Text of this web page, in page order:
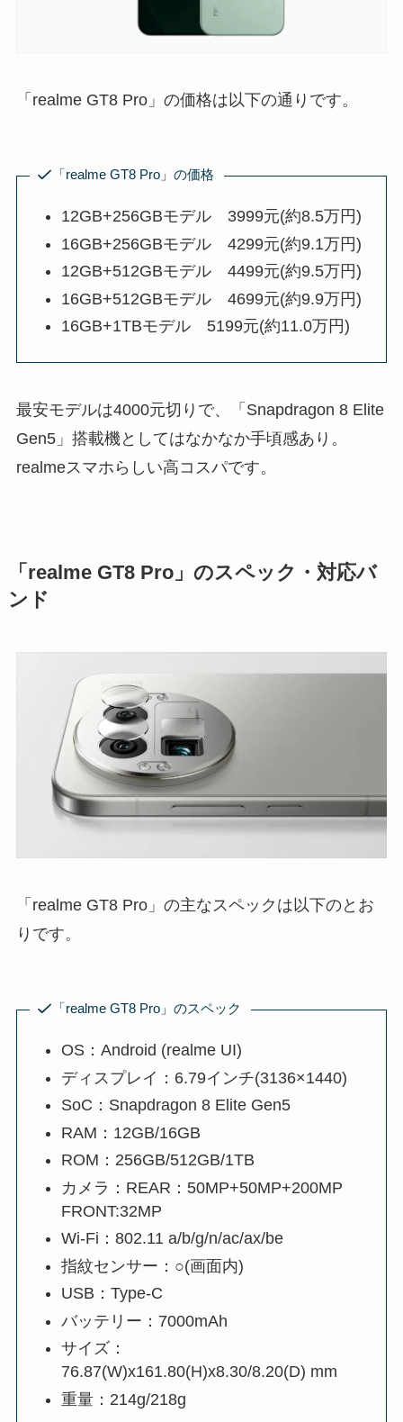
「realme GT8 Pro」の価格は以下の通りです。
「realme GT8 Pro」の価格
12GB+256GBモデル 3999元(約8.5万円)
16GB+256GBモデル 4299元(約9.1万円)
12GB+512GBモデル 4499元(約9.5万円)
16GB+512GBモデル 4699元(約9.9万円)
16GB+1TBモデル 5199元(約11.0万円)
最安モデルは4000元切りで、「Snapdragon 8 Elite
Gen5」搭載機としてはなかなか手頃感あり。
realmeスマホらしい高コスパです。
「realme GT8 Pro」のスペック・対応バ
ンド
「realme GT8 Pro」の主なスペックは以下のとお
りです。
「realme GT8 Pro」のスペック
OS：Android (realme UI)
ディスプレイ：6.79インチ(3136×1440)
SoC：Snapdragon 8 Elite Gen5
RAM：12GB/16GB
ROM：256GB/512GB/1TB
カメラ：REAR：50MP+50MP+200MP
FRONT:32MP
Wi-Fi：802.11 a/b/g/n/ac/ax/be
指紋センサー：○(画面内)
USB：Type-C
バッテリー：7000mAh
サイズ：
76.87(W)x161.80(H)x8.30/8.20(D) mm
重量：214g/218g